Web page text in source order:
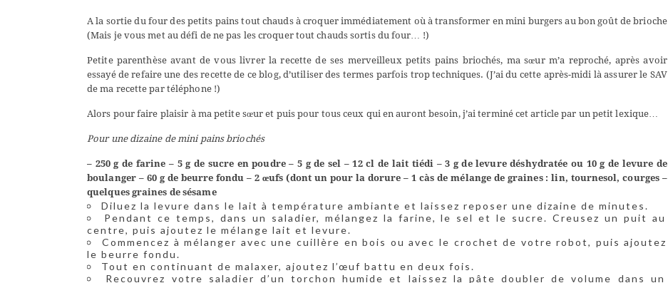
A la sortie du four des petits pains tout chauds à croquer immédiatement où à transformer en mini burgers au bon goût de brioche
(Mais je vous met au défi de ne pas les croquer tout chauds sortis du four… !)
Petite parenthèse avant de vous livrer la recette de ses merveilleux petits pains briochés, ma sœur m’a reproché, après avoir
essayé de refaire une des recette de ce blog, d’utiliser des termes parfois trop techniques. (J’ai du cette après-midi là assurer le SAV
de ma recette par téléphone !)
Alors pour faire plaisir à ma petite sœur et puis pour tous ceux qui en auront besoin, j’ai terminé cet article par un petit lexique…
Pour une dizaine de mini pains briochés
– 250 g de farine – 5 g de sucre en poudre – 5 g de sel – 12 cl de lait tiédi – 3 g de levure déshydratée ou 10 g de levure de
boulanger – 60 g de beurre fondu – 2 œufs (dont un pour la dorure – 1 càs de mélange de graines : lin, tournesol, courges –
quelques graines de sésame
Diluez la levure dans le lait à température ambiante et laissez reposer une dizaine de minutes.
Pendant ce temps, dans un saladier, mélangez la farine, le sel et le sucre. Creusez un puit au
centre, puis ajoutez le mélange lait et levure.
Commencez à mélanger avec une cuillère en bois ou avec le crochet de votre robot, puis ajoutez
le beurre fondu.
Tout en continuant de malaxer, ajoutez l’œuf battu en deux fois.
Recouvrez votre saladier d’un torchon humide et laissez la pâte doubler de volume dans un